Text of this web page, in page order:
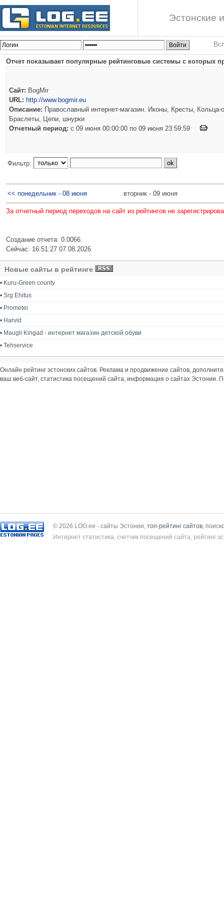
Эстонские
Отчет показывает популярные рейтинговые системы с которых
Сайт: BogMir
URL: http://www.bogmir.eu
Описание: Православный интернет-магазин. Иконы, Кресты, Кольца-
Браслеты, Цепи, шнурки
Отчетный период: c 09 июня 00:00:00 по 09 июня 23:59:59
Фильтр:
<< понедельник - 08 июня вторник - 09 июня
За отчетный период переходов на сайт из рейтингов не
Создание отчета: 0.0066.
Сейчас: 16:51:27 07.08.2026
Новые сайты в рейтинге
• Kuru-Green county
• Srg Ehitus
• Prometei
• Harvid
• Maugli Kingad - интернет магазин детской обуви
• Tehservice
Онлайн рейтинг эстонских сайтов. Реклама и продвижение сайтов,
ваш веб-сайт, статистика посещений сайта, информация о сайтах Эстонии.
© 2026 LOG.ee - сайты Эстонии, топ-рейтинг сайтов ,
Интернет статистика, счетчик посещений сайта, рейтинг